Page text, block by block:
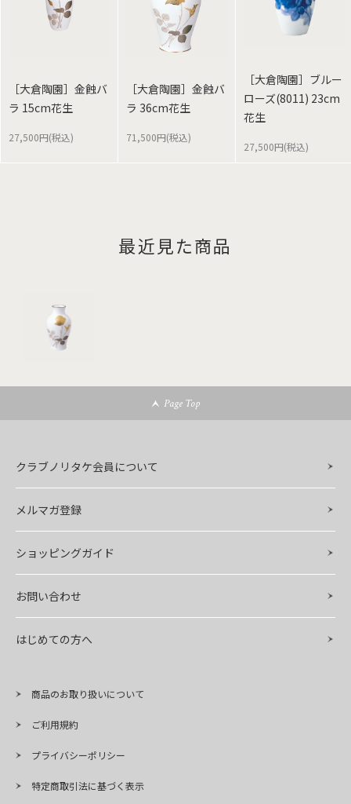
［大倉陶園］金蝕バ
ラ 15cm花生
27,500円(税込)
［大倉陶園］金蝕バ
ラ 36cm花生
71,500円(税込)
［大倉陶園］ブルー
ローズ(8011) 23cm
花生
27,500円(税込)
最近見た商品
Page Top
クラブノリタケ会員について
メルマガ登録
ショッピングガイド
お問い合わせ
はじめての方へ
商品のお取り扱いについて
ご利用規約
プライバシーポリシー
特定商取引法に基づく表示